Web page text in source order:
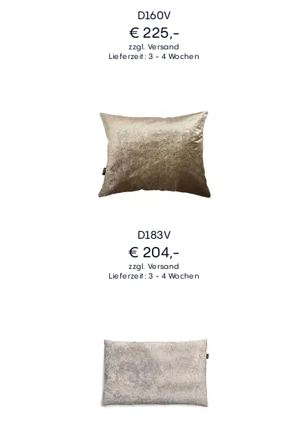
D160V
€ 225,-
zzgl. Versand
Lieferzeit: 3 - 4 Wochen
D183V
€ 204,-
zzgl. Versand
Lieferzeit: 3 - 4 Wochen